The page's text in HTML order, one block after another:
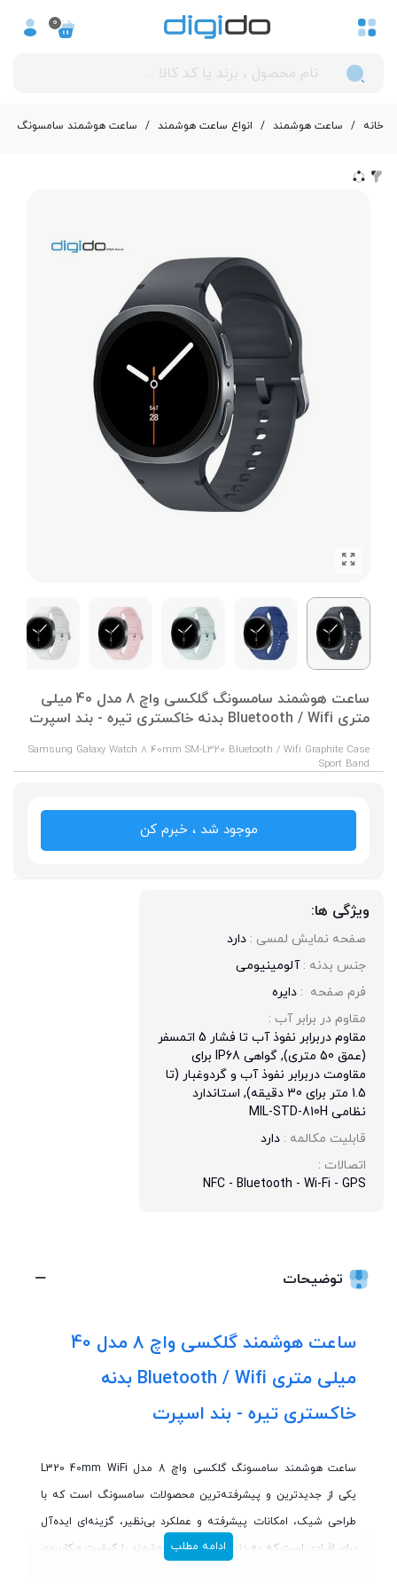
0
خانه / ساعت هوشمند / انواع ساعت هوشمند / ساعت هوشمند سامسونگ | Samsung
ساعت هوشمند سامسونگ گلکسی واچ 8 مدل 40 میلی
متری Bluetooth / Wifi بدنه خاکستری تیره - بند اسپرت
Samsung Galaxy Watch 8 40mm SM-L320 Bluetooth / Wifi Graphite Case
Sport Band
موجود شد ، خبرم کن
ویژگی ها:
صفحه نمایش لمسی : دارد
جنس بدنه : آلومینیومی
فرم صفحه  : دایره
مقاوم در برابر آب :
مقاوم دربرابر نفوذ آب تا فشار 5 اتمسفر
(عمق 50 متری), گواهی IP68 برای
مقاومت دربرابر نفوذ آب و گردوغبار (تا
1.5 متر برای 30 دقیقه), استاندارد
نظامی MIL-STD-810H
قابلیت مکالمه : دارد
اتصالات :
NFC - Bluetooth - Wi-Fi - GPS
توضیحات
ساعت هوشمند گلکسی واچ 8 مدل 40
میلی متری Bluetooth / Wifi بدنه
خاکستری تیره - بند اسپرت
ساعت هوشمند سامسونگ گلکسی واچ 8 مدل L320 40mm WiFi
یکی از جدیدترین و پیشرفته‌ترین محصولات سامسونگ است که با
طراحی شیک، امکانات پیشرفته و عملکرد بی‌نظیر، گزینه‌ای ایده‌آل
برای افرادی است که به دنبال یک ساعت هوشمند با کیفیت و کاربردی
ادامه مطلب